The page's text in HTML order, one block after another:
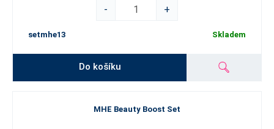
- +
setmhe13 Skladem
Do košíku
MHE Beauty Boost Set